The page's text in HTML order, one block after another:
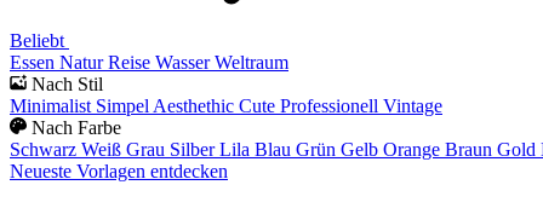
Beliebt
Essen Natur Reise Wasser Weltraum
Nach Stil
Minimalist Simpel Aesthethic Cute Professionell Vintage
Nach Farbe
Schwarz Weiß Grau Silber Lila Blau Grün Gelb Orange Braun Gold
Neueste Vorlagen entdecken